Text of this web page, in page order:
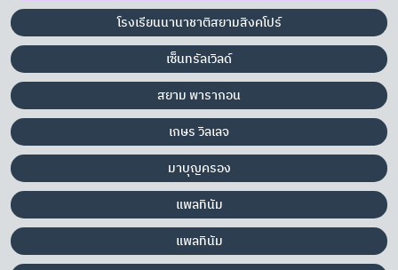
โรงเรียนนานาชาติสยามสิงคโปร์
เซ็นทรัลเวิลด์
สยาม พารากอน
เกษร วิลเลจ
มาบุญครอง
แพลทินัม
แพลทินัม